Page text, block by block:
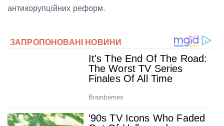
антикорупційних реформ.